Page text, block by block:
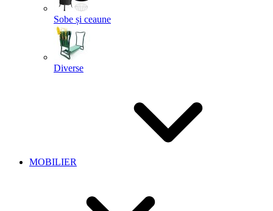
Sobe și ceaune
Diverse
MOBILIER